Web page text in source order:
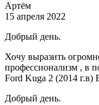
Артём
15 апреля 2022
Добрый день.
Хочу выразить
профессионализм , в
Ford Kuga 2 (2014 г.в)
Добрый день.